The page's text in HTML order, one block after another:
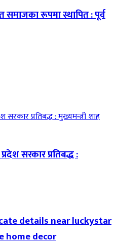
रूपमा स्थापित : पूर्व
सरकार प्रतिबद्ध :
details near luckystar
home decor